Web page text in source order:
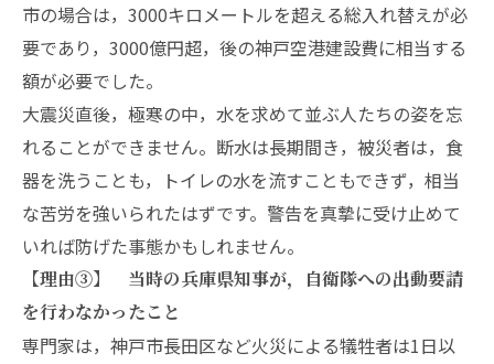
市の場合は，3000キロメートルを超える総入れ替えが必
要であり，3000億円超，後の神戸空港建設費に相当する
額が必要でした。
大震災直後，極寒の中，水を求めて並ぶ人たちの姿を忘
れることができません。断水は長期間き，被災者は，食
器を洗うことも，トイレの水を流すこともできず，相当
な苦労を強いられたはずです。警告を真摯に受け止めて
いれば防げた事態かもしれません。
【理由③】 当時の兵庫県知事が，自衛隊への出動要請
を行わなかったこと
専門家は，神戸市長田区など火災による犠牲者は1日以